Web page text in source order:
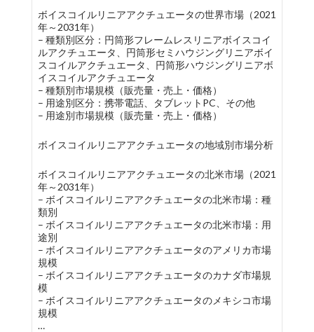
ボイスコイルリニアアクチュエータの世界市場（2021
年～2031年）
– 種類別区分：円筒形フレームレスリニアボイスコイ
ルアクチュエータ、円筒形セミハウジングリニアボイ
スコイルアクチュエータ、円筒形ハウジングリニアボ
イスコイルアクチュエータ
– 種類別市場規模（販売量・売上・価格）
– 用途別区分：携帯電話、タブレットPC、その他
– 用途別市場規模（販売量・売上・価格）
ボイスコイルリニアアクチュエータの地域別市場分析
ボイスコイルリニアアクチュエータの北米市場（2021
年～2031年）
– ボイスコイルリニアアクチュエータの北米市場：種
類別
– ボイスコイルリニアアクチュエータの北米市場：用
途別
– ボイスコイルリニアアクチュエータのアメリカ市場
規模
– ボイスコイルリニアアクチュエータのカナダ市場規
模
– ボイスコイルリニアアクチュエータのメキシコ市場
規模
…